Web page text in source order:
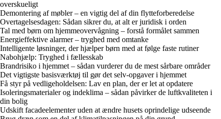
overskueligt
Demontering af møbler – en vigtig del af din flytteforberedelse
Overtagelsesdagen: Sådan sikrer du, at alt er juridisk i orden
Tal med børn om hjemmeovervågning – forstå formålet sammen
Energieffektive alarmer – tryghed med omtanke
Intelligente løsninger, der hjælper børn med at følge faste rutiner
Nabohjælp: Tryghed i fællesskab
Brandrisiko i hjemmet – sådan vurderer du de mest sårbare områder
Det vigtigste basisværktøj til gør det selv-opgaver i hjemmet
Få styr på vedligeholdelsen: Lav en plan, der er let at opdatere
Isoleringsmaterialer og indeklima – sådan påvirker de luftkvaliteten i
din bolig
Udskift facadeelementer uden at ændre husets oprindelige udseende